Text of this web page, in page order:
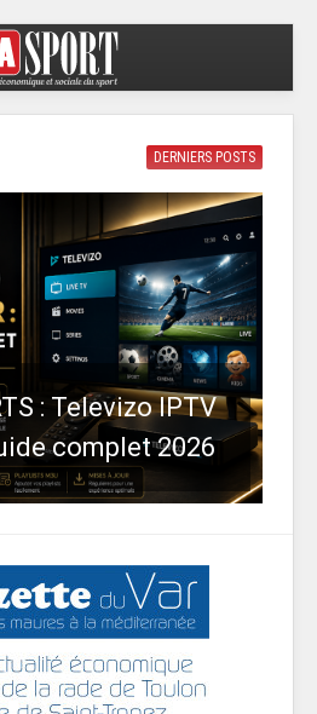
DERNIERS POSTS
: Televizo IPTV
complet 2026